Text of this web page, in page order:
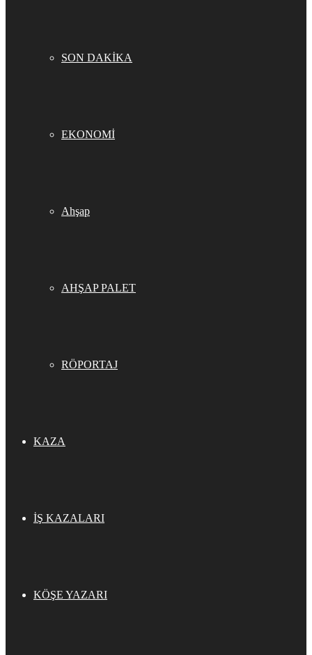
SON DAKİKA
EKONOMİ
Ahşap
AHŞAP PALET
RÖPORTAJ
KAZA
İŞ KAZALARI
KÖŞE YAZARI